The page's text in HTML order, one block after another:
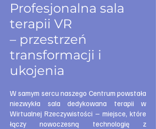
Profesjonalna sala
terapii VR
– przestrzeń
transformacji i
ukojenia
W samym sercu naszego Centrum powstała
niezwykła sala dedykowana terapii w
Wirtualnej Rzeczywistości – miejsce, które
łączy nowoczesną technologię z